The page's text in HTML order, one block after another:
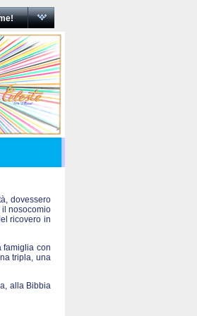
dovessero
nosocomio
ricovero in
famiglia con
tripla, una
alla Bibbia